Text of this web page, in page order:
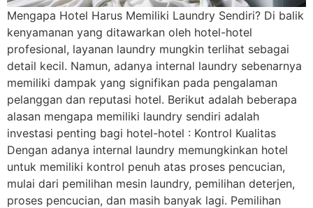
Mengapa Hotel Harus Memiliki Laundry Sendiri? Di balik
kenyamanan yang ditawarkan oleh hotel-hotel
profesional, layanan laundry mungkin terlihat sebagai
detail kecil. Namun, adanya internal laundry sebenarnya
memiliki dampak yang signifikan pada pengalaman
pelanggan dan reputasi hotel. Berikut adalah beberapa
alasan mengapa memiliki laundry sendiri adalah
investasi penting bagi hotel-hotel : Kontrol Kualitas
Dengan adanya internal laundry memungkinkan hotel
untuk memiliki kontrol penuh atas proses pencucian,
mulai dari pemilihan mesin laundry, pemilihan deterjen,
proses pencucian, dan masih banyak lagi. Pemilihan